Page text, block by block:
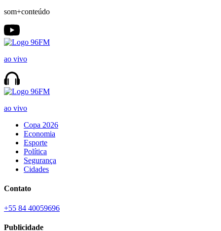
som+conteúdo
ao vivo
ao vivo
Copa 2026
Economia
Esporte
Política
Segurança
Cidades
Contato
+55 84 40059696
Publicidade